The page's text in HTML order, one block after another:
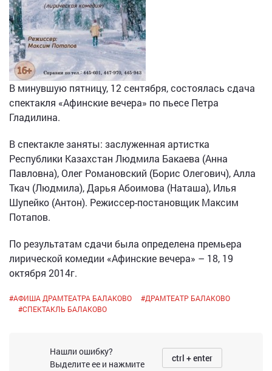
В минувшую пятницу, 12 сентября, состоялась сдача
спектакля «Афинские вечера» по пьесе Петра
Гладилина.
В спектакле заняты: заслуженная артистка
Республики Казахстан Людмила Бакаева (Анна
Павловна), Олег Романовский (Борис Олегович), Алла
Ткач (Людмила), Дарья Абоимова (Наташа), Илья
Шупейко (Антон). Режиссер-постановщик Максим
Потапов.
По результатам сдачи была определена премьера
лирической комедии «Афинские вечера» – 18, 19
октября 2014г.
#АФИША ДРАМТЕАТРА БАЛАКОВО #ДРАМТЕАТР БАЛАКОВО
#СПЕКТАКЛЬ БАЛАКОВО
Нашли ошибку?
Выделите ее и нажмите
ctrl + enter